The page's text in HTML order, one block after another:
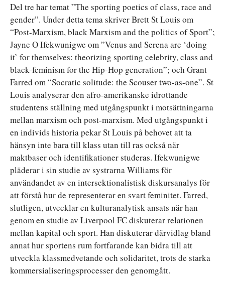
Del tre har temat ”The sporting poetics of class, race and
gender”. Under detta tema skriver Brett St Louis om
“Post-Marxism, black Marxism and the politics of Sport”;
Jayne O Ifekwunigwe om ”Venus and Serena are ‘doing
it’ for themselves: theorizing sporting celebrity, class and
black-feminism for the Hip-Hop generation”; och Grant
Farred om “Socratic solitude: the Scouser two-as-one”. St
Louis analyserar den afro-amerikanske idrottande
studentens ställning med utgångspunkt i motsättningarna
mellan marxism och post-marxism. Med utgångspunkt i
en individs historia pekar St Louis på behovet att ta
hänsyn inte bara till klass utan till ras också när
maktbaser och identifikationer studeras. Ifekwunigwe
pläderar i sin studie av systrarna Williams för
användandet av en intersektionalistisk diskursanalys för
att förstå hur de representerar en svart feminitet. Farred,
slutligen, utvecklar en kulturanalytisk ansats när han
genom en studie av Liverpool FC diskuterar relationen
mellan kapital och sport. Han diskuterar därvidlag bland
annat hur sportens rum fortfarande kan bidra till att
utveckla klassmedvetande och solidaritet, trots de starka
kommersialiseringsprocesser den genomgått.